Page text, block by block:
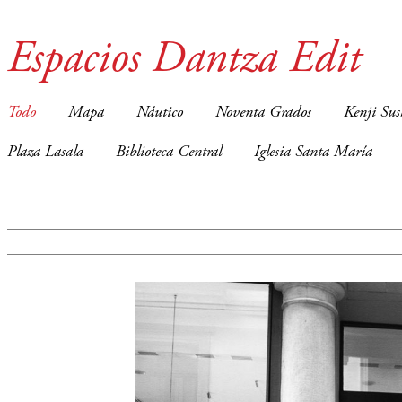
Espacios Dantza Edit
Todo Mapa Náutico Noventa Grados Kenji
Plaza Lasala Biblioteca Central Iglesia Santa María